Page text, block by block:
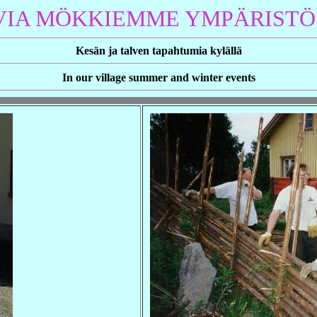
MÖKKIEMME
Kesän ja talven tapahtumia kylällä
In our village summer and winter events